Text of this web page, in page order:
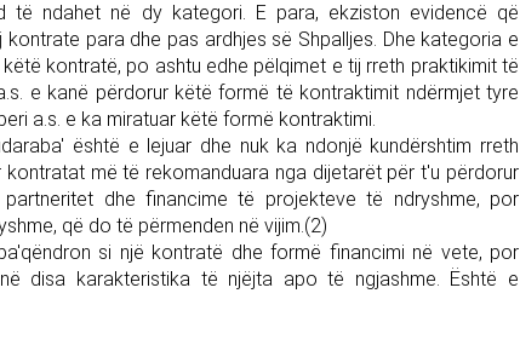
të ndahet në dy kategori. E para, ekziston evidencë që
para dhe pas ardhjes së Shpalljes. Dhe kategoria e
kontratë, po ashtu edhe pëlqimet e tij rreth praktikimit të
e kanë përdorur këtë formë të kontraktimit ndërmjet tyre
a.s. e ka miratuar këtë formë kontraktimi.
është e lejuar dhe nuk ka ndonjë kundërshtim rreth
më të rekomanduara nga dijetarët për t'u përdorur
dhe financime të projekteve të ndryshme, por
që do të përmenden në vijim.(2)
si një kontratë dhe formë financimi në vete, por
disa karakteristika të njëjta apo të ngjashme. Është e